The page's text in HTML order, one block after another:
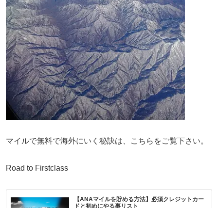
マイルで無料で海外にいく秘訣は、こちらをご覧下さい。
Road to Firstclass
【ANAマイルを貯める方法】必須クレジットカー
ドと初めにやる事リスト